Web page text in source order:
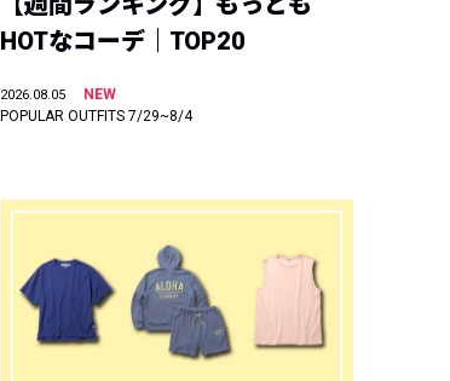
HOTなコーデ｜TOP20
2026.08.05
NEW
POPULAR OUTFITS 7/29~8/4